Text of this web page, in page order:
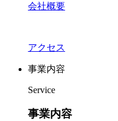
会社概要
アクセス
事業内容
Service
事業内容